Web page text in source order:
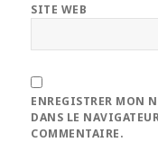
SITE WEB
ENREGISTRER MON
DANS LE
COMMENTAIRE.